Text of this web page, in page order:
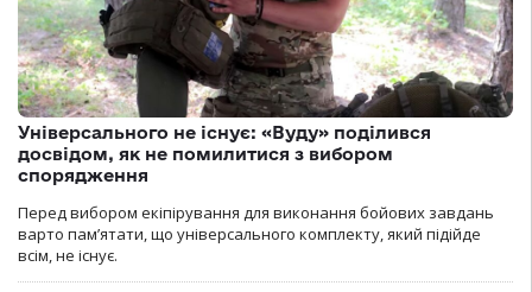
Універсального не існує: «Вуду» поділився
досвідом, як не помилитися з вибором
спорядження
Перед вибором екіпірування для виконання бойових завдань
варто пам’ятати, що універсального комплекту, який підійде
всім, не існує.